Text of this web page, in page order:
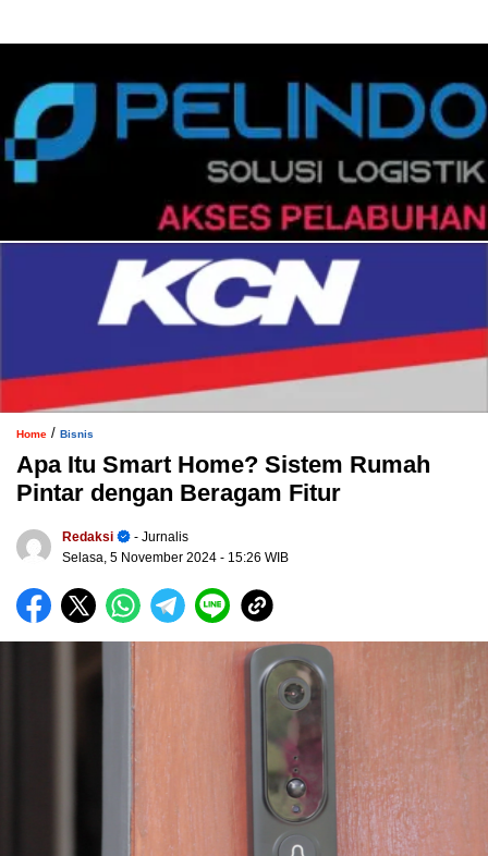
Home / Bisnis
Apa Itu Smart Home? Sistem Rumah
Pintar dengan Beragam Fitur
Redaksi
- Jurnalis
Selasa, 5 November 2024 - 15:26 WIB